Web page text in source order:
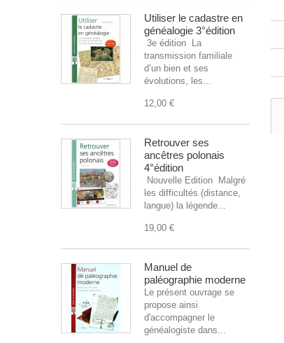
Utiliser le cadastre en
généalogie 3°édition
3e édition La
transmission familiale
d’un bien et ses
évolutions, les...
12,00 €
Retrouver ses
ancêtres polonais
4°édition
Nouvelle Edition Malgré
les difficultés (distance,
langue) la légende...
19,00 €
Manuel de
paléographie moderne
Le présent ouvrage se
propose ainsi
d'accompagner le
généalogiste dans...